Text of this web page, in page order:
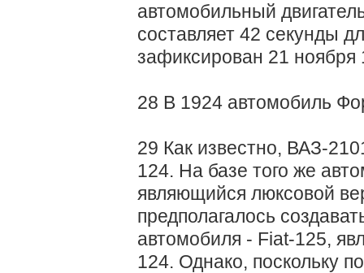
автомобильный
составляет 42 секунды
зафиксирован 21 ноября
28 В 1924 автомобиль
29 Как известно, ВАЗ-
124. На базе того же
являющийся люксовой
предполагалось
автомобиля - Fiat-125,
124. Однако, поскольку